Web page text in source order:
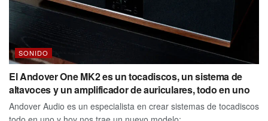
SONIDO
El Andover One MK2 es un tocadiscos, un sistema de
altavoces y un amplificador de auriculares, todo en uno
Andover Audio es un especialista en crear sistemas de tocadiscos